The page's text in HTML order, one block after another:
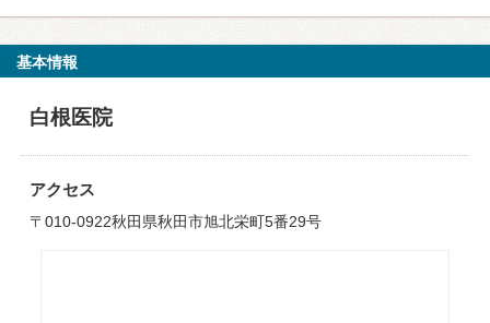
基本情報
白根医院
アクセス
〒010-0922秋田県秋田市旭北栄町5番29号